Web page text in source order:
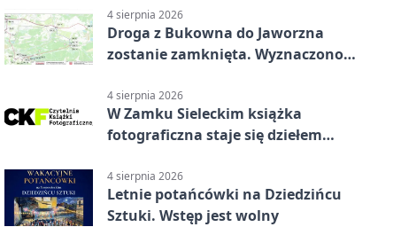
4 sierpnia 2026
Droga z Bukowna do Jaworzna
zostanie zamknięta. Wyznaczono
4 sierpnia 2026
W Zamku Sieleckim książka
fotograficzna staje się dziełem
4 sierpnia 2026
Letnie potańcówki na Dziedzińcu
Sztuki. Wstęp jest wolny